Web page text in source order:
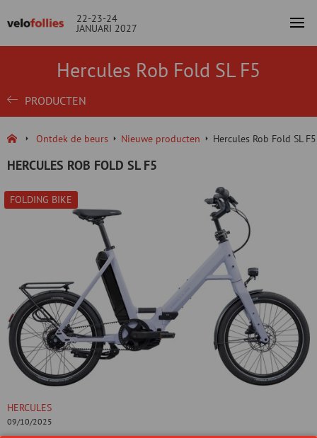
22-23-24
JANUARI 2027
Hercules Rob Fold SL F5
PRODUCTEN
Ontdek de beurs Nieuwe producten Hercules Rob Fold SL F5
HERCULES ROB FOLD SL F5
FOLDING BIKE
HERCULES
09/10/2025